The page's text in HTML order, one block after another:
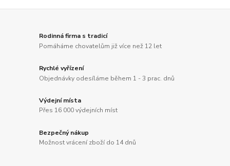
Rodinná firma s tradicí
Pomáháme chovatelům již více než 12 let
Rychlé vyřízení
Objednávky odesíláme během 1 - 3 prac. dnů
Výdejní místa
Přes 16 000 výdejních míst
Bezpečný nákup
Možnost vrácení zboží do 14 dnů